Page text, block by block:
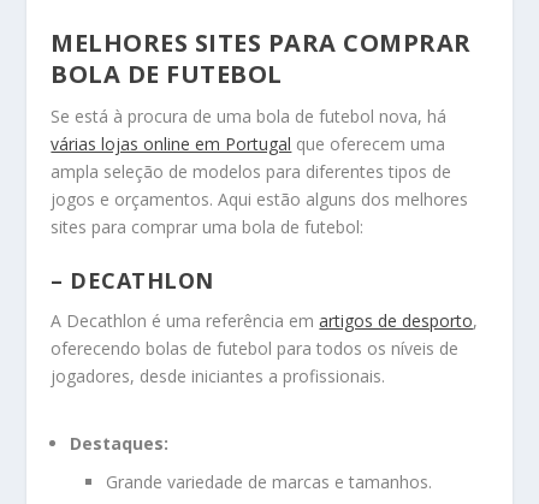
MELHORES SITES PARA COMPRAR
BOLA DE FUTEBOL
Se está à procura de uma bola de futebol nova, há
várias lojas online em Portugal que oferecem uma
ampla seleção de modelos para diferentes tipos de
jogos e orçamentos. Aqui estão alguns dos melhores
sites para comprar uma bola de futebol:
– DECATHLON
A Decathlon é uma referência emartigos de desporto,
oferecendo bolas de futebol para todos os níveis de
jogadores, desde iniciantes a profissionais.
Destaques:
Grande variedade de marcas e tamanhos.